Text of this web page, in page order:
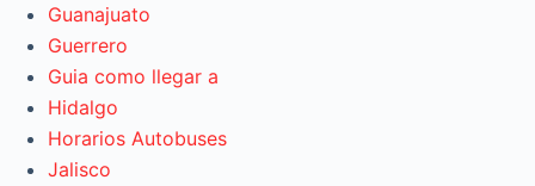
Guanajuato
Guerrero
Guia como llegar a
Hidalgo
Horarios Autobuses
Jalisco